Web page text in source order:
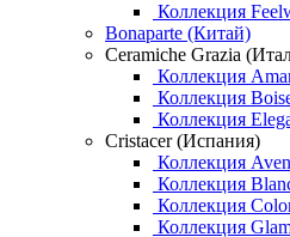
Коллекция
Bonaparte (Китай)
Ceramiche Grazia
Коллекция
Коллекция
Коллекция
Cristacer (Испания)
Коллекция
Коллекция
Коллекция
Коллекция